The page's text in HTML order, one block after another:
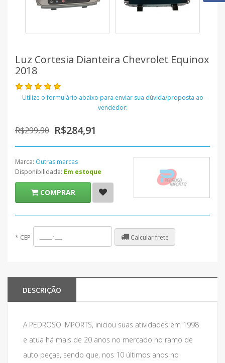
Luz Cortesia Dianteira Chevrolet Equinox
2018
Utilize o formulário abaixo para enviar sua dúvida/proposta ao
vendedor:
R$299,90 R$284,91
Marca: Outras marcas
Disponibilidade: Em estoque
COMPRAR
* CEP Calcular frete
DESCRIÇÃO
A PEDROSO IMPORTS, iniciou suas atividades em 1998
e atua há mais de 20 anos no mercado no ramo de
auto peças, sendo que, nos 10 últimos anos no